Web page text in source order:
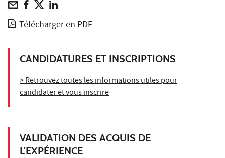
Télécharger en PDF
CANDIDATURES ET INSCRIPTIONS
> Retrouvez toutes les informations utiles pour
candidater et vous inscrire
VALIDATION DES ACQUIS DE
L'EXPÉRIENCE